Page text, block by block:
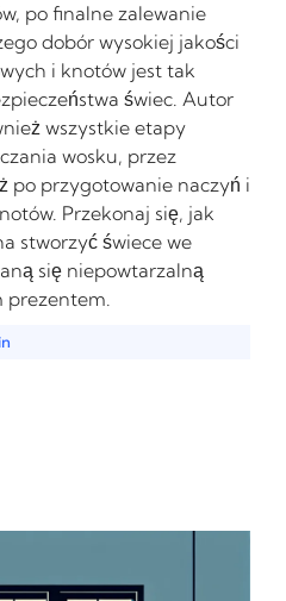
po finalne zalewanie
dobór wysokiej jakości
i knotów jest tak
świec. Autor
wszystkie etapy
wosku, przez
po przygotowanie naczyń i
Przekonaj się, jak
stworzyć świece we
się niepowtarzalną
prezentem.